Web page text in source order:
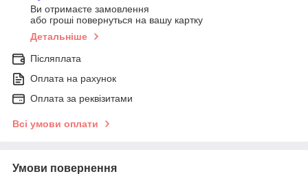
Ви отримаєте замовлення
або гроші повернуться на вашу картку
Детальніше
Післяплата
Оплата на рахунок
Оплата за реквізитами
Всі умови оплати
Умови повернення